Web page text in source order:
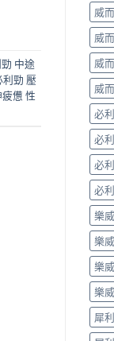
中途
利勁 壓
憊 性
威
威
威
威
必
必
必
必
樂
樂
樂
樂
犀